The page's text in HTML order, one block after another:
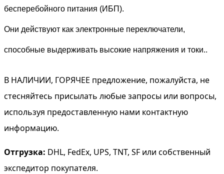
бесперебойного питания (ИБП).
Они действуют как электронные переключатели,
способные выдерживать высокие напряжения и токи..
В НАЛИЧИИ, ГОРЯЧЕЕ предложение, пожалуйста, не
стесняйтесь присылать любые запросы или вопросы,
используя предоставленную нами контактную
информацию.
Отгрузка: DHL, FedEx, UPS, TNT, SF или собственный
экспедитор покупателя.